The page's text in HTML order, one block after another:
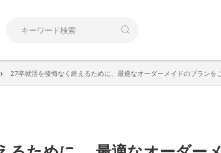
› 27卒就活を後悔なく終えるために、最適なオーダーメイドのプランを